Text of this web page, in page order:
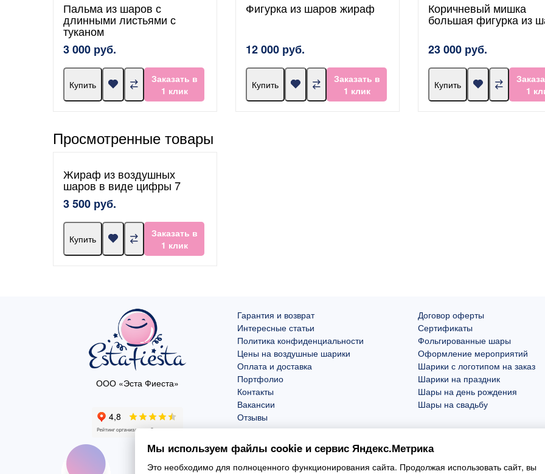
Пальма из шаров с
длинными листьями с
туканом
3 000 руб.
Купить
Заказать в
1 клик
Фигурка из шаров жираф
12 000 руб.
Купить
Заказать в
1 клик
Коричневый мишка
большая фигурка из
23 000 руб.
Купить
1
Просмотренные товары
Жираф из воздушных
шаров в виде цифры 7
3 500 руб.
Купить
Заказать в
1 клик
ООО «Эста Фиеста»
Гарантия и возврат
Интересные статьи
Политика конфиденциальности
Цены на воздушные шарики
Оплата и доставка
Портфолио
Контакты
Вакансии
Отзывы
Договор оферты
Сертификаты
Фольгированные шары
Оформление мероприятий
Шарики с логотипом на заказ
Шарики на праздник
Шары на день рождения
Шары на свадьбу
Мы используем файлы cookie и сервис Яндекс.Метрика
Это необходимо для полноценного функционирования сайта. Продолжая использовать сайт, вы